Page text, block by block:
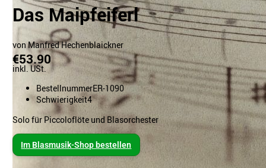
Das Maipfeiferl
von Manfred Hechenblaickner
€53.90
inkl. USt.
BestellnummerER-1090
Schwierigkeit4
Solo für Piccoloflöte und Blasorchester
Im Blasmusik-Shop bestellen